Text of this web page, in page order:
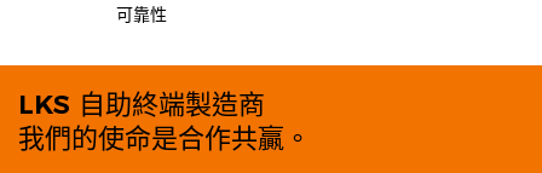
可靠性
LKS 自助終端製造商
我們的使命是合作共贏。